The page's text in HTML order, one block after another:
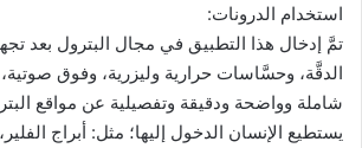
استخدام الدرونات:
تمَّ إدخال هذا التطبيق في مجال البترول بعد
الدقَّة، وحسَّاسات حرارية وليزرية، وفوق
شاملة وواضحة ودقيقة وتفصيلية عن مواقع
يستطيع الإنسان الدخول إليها؛ مثل: أبراج